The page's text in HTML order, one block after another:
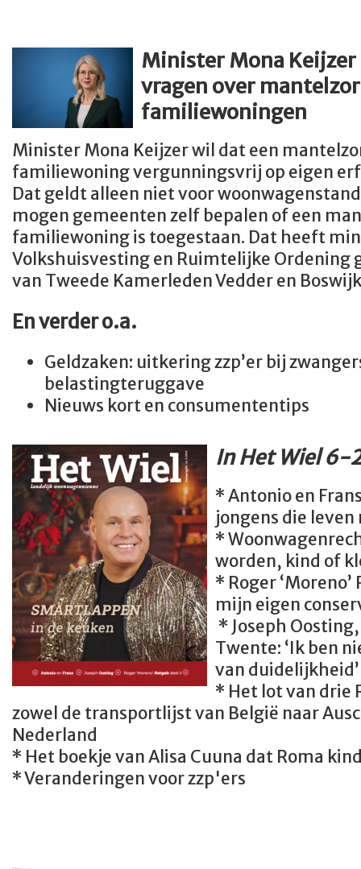
Minister Mona
vragen over
familiewoningen
Minister Mona Keijzer wil dat een
familiewoning vergunningsvrij op eigen
Dat geldt alleen niet voor
mogen gemeenten zelf bepalen of een
familiewoning is toegestaan. Dat heeft
Volkshuisvesting en Ruimtelijke Ordening
van Tweede Kamerleden Vedder en
En verder o.a.
Geldzaken: uitkering zzp’er bij
belastingteruggave
Nieuws kort en consumententips
In Het Wiel 6-
* Antonio en
jongens die leven
*
worden, kind of
* Roger
mijn eigen
* Joseph
Twente: ‘Ik ben
van duidelijkheid’
* Het lot van drie
zowel de transportlijst van België naar
Nederland
* Het boekje van Alisa Cuuna dat Roma
* Veranderingen voor zzp'ers